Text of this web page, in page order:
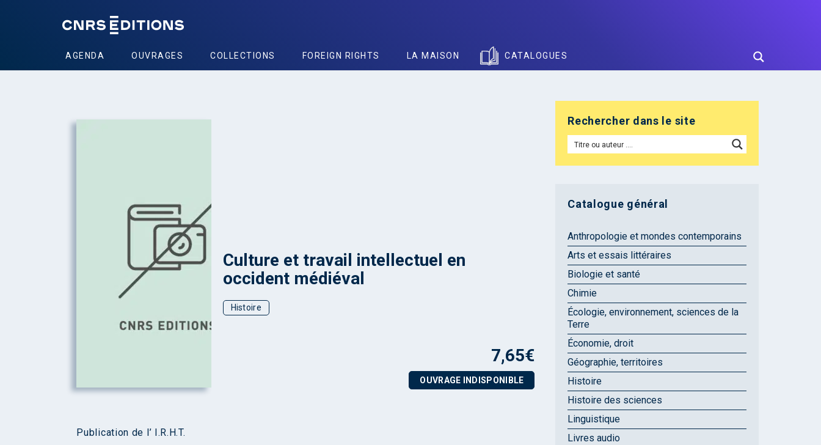
AGENDA OUVRAGES COLLECTIONS FOREIGN RIGHTS LA MAISON CATALOGUES
Culture et travail intellectuel en
occident médiéval
Histoire
7,65€
OUVRAGE INDISPONIBLE
Publication de l’ I.R.H.T.
Rechercher dans le site
Catalogue général
Anthropologie et mondes contemporains
Arts et essais littéraires
Biologie et santé
Chimie
Écologie, environnement, sciences de la
Terre
Économie, droit
Géographie, territoires
Histoire
Histoire des sciences
Linguistique
Livres audio